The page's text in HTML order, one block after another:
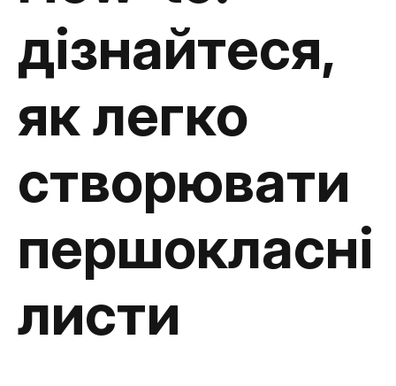
дізнайтеся,
як легко
створювати
першокласні
листи